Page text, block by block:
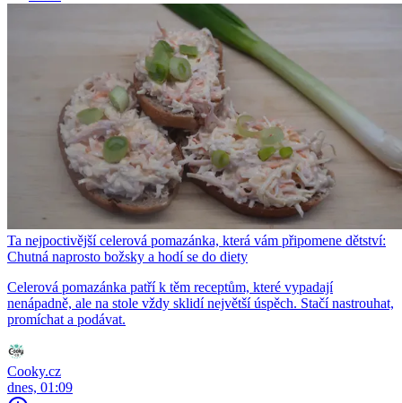
Ta nejpoctivější celerová pomazánka, která vám připomene dětství:
Chutná naprosto božsky a hodí se do diety
Celerová pomazánka patří k těm receptům, které vypadají
nenápadně, ale na stole vždy sklidí největší úspěch. Stačí nastrouhat,
promíchat a podávat.
Cooky.cz
dnes, 01:09